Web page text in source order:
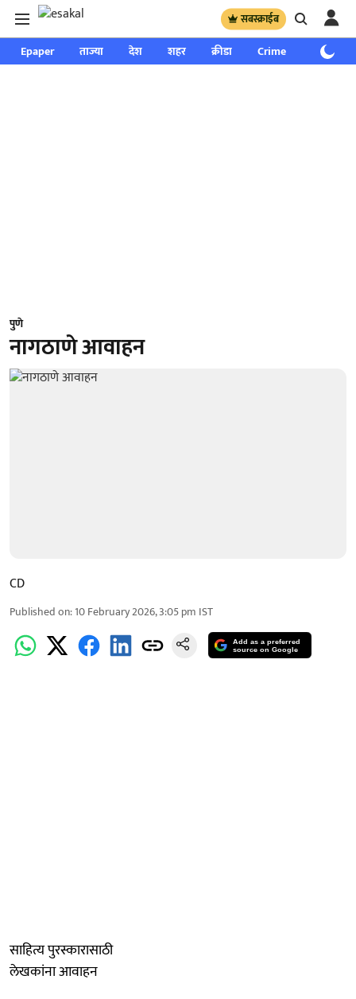
सबस्क्राईब
Epaper ताज्या देश शहर क्रीडा Crime साप्ताहिक
पुणे
नागठाणे आवाहन
CD
Published on:10 February 2026, 3:05 pm IST
Add as a preferred
source on Google
साहित्य पुरस्कारासाठी
लेखकांना आवाहन